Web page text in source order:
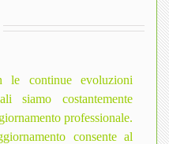
le continue evoluzioni
siamo costantemente
professionale.
consente al